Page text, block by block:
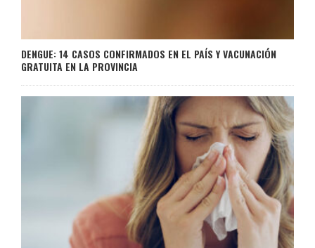
DENGUE: 14 CASOS CONFIRMADOS EN EL PAÍS Y VACUNACIÓN
GRATUITA EN LA PROVINCIA